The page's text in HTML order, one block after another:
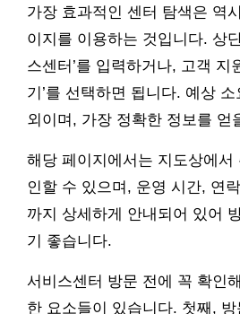
가장 효과적인 센터 탐색은 역
이지를 이용하는 것입니다. 상
스센터’를 입력하거나, 고객 지
기’를 선택하면 됩니다. 예상
외이며, 가장 정확한 정보를 얻
해당 페이지에서는 지도상에
인할 수 있으며, 운영 시간, 연
까지 상세하게 안내되어 있어
기 좋습니다.
서비스센터 방문 전에 꼭 확인
한 요소들이 있습니다. 첫째,